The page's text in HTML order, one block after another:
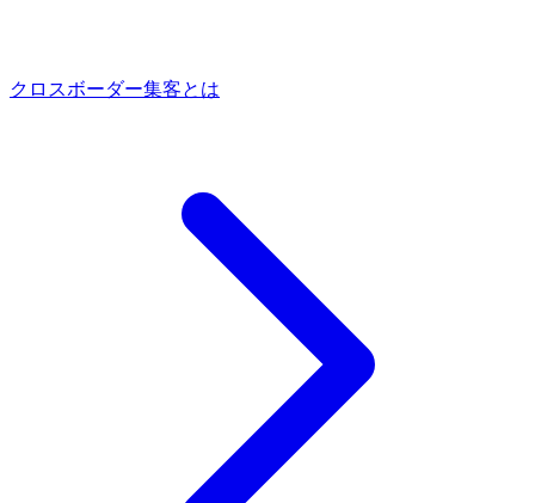
クロスボーダー集客とは